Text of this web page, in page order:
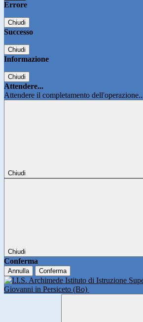
Errore
Chiudi
Successo
Chiudi
Informazione
Chiudi
Attendere...
Attendere il completamento
Chiudi
Chiudi
Conferma
Annulla Conferma
Istituto di Istruzione
Giovanni in Persiceto (Bo)